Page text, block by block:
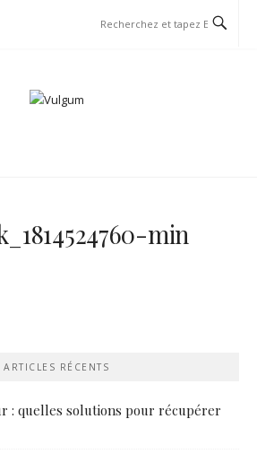
min
ARTICLES RÉCENTS
: quelles solutions pour récupérer